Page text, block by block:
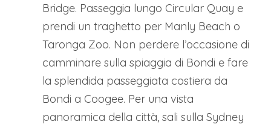
Bridge. Passeggia lungo Circular Quay e
prendi un traghetto per Manly Beach o
Taronga Zoo. Non perdere l’occasione di
camminare sulla spiaggia di Bondi e fare
la splendida passeggiata costiera da
Bondi a Coogee. Per una vista
panoramica della città, sali sulla Sydney